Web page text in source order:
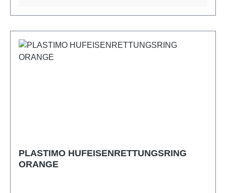
PLASTIMO HUFEISENRETTUNGSRING
ORANGE